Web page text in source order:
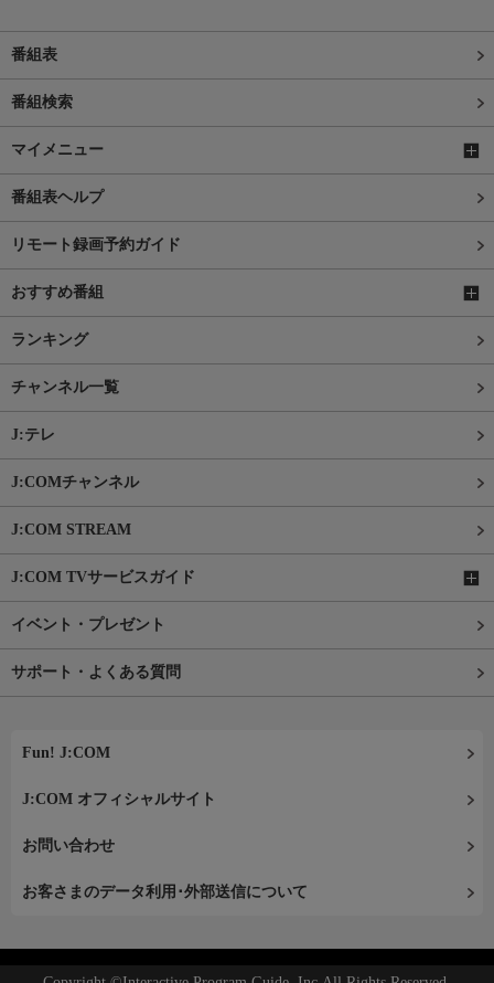
番組表
番組検索
マイメニュー
番組表ヘルプ
リモート録画予約ガイド
おすすめ番組
ランキング
チャンネル一覧
J:テレ
J:COMチャンネル
J:COM STREAM
J:COM TVサービスガイド
イベント・プレゼント
サポート・よくある質問
Fun! J:COM
J:COM オフィシャルサイト
お問い合わせ
お客さまのデータ利用･外部送信について